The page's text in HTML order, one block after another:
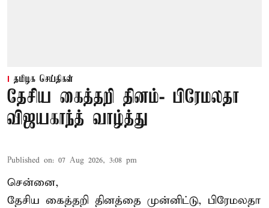
தமிழக செய்திகள்
தேசிய கைத்தறி தினம்- பிரேமலதா
விஜயகாந்த் வாழ்த்து
Published on: 07 Aug 2026, 3:08 pm
சென்னை,
தேசிய கைத்தறி தினத்தை முன்னிட்டு, பிரேமலதா